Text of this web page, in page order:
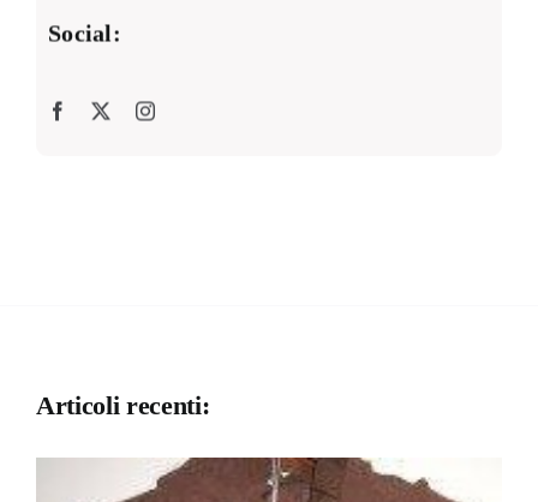
Social:
Articoli recenti: